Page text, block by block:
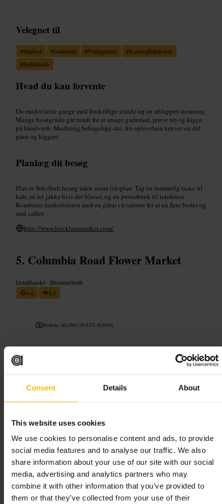
Consent Details About
This website uses cookies
We use cookies to personalise content and ads, to provide
social media features and to analyse our traffic. We also
share information about your use of our site with our social
media, advertising and analytics partners who may
combine it with other information that you’ve provided to
them or that they’ve collected from your use of their
Velegnet til
#Marked #Gademad #Vintagefund #Kunstoghåndværk
#Spitalfields
Hvad du kan forvente
Du møder tætte gange med forskellige stande og en afslappet stemning.
Mange besøgende går rundt for at smage gademad, prøve tøj og kigge
på håndværk. Medbring behagelige sko, for oplevelsen kræver en del
gåen og kiggeri.
Planlæg dit besøg
Plan et fleksibelt besøg uden stram tidsplan. Tag en rummelig taske til
køb, en let jakke hvis det blæser, og en powerbank til telefonen.
Kombinér markedsturen med en gåtur i kvarteret for at nå flere boder og
små caféer.
http://www.bricklanemarket.com/
Columbia Road Flower Market
Detailhandel • Blomsterbutik
4,6
4,5
Billede /ALONG DUSTY ROADS
“Farver og dufte samlet på ét gadehjørne.”
Hvad du kan forvente
Du finder tætpakkede boder med sæsonens blomster, hurtige handlende
og en livlig, social stemning. Stå tæt på for at se blomsterbinding, tag
dig tid til at sammenligne buketter, og forvent en blanding af